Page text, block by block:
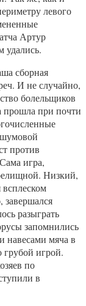
левого
Артур
удались.
сборная
И не случайно,
болельщиков
прошла при почти
против
игра,
Низкий,
завершался
разыграть
запомнились
мяча в
игрой.
по
в